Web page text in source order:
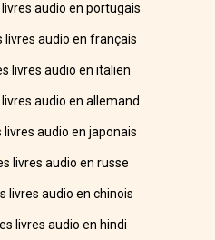
audio en portugais
livres audio en français
livres audio en italien
audio en allemand
audio en japonais
livres audio en russe
livres audio en chinois
livres audio en hindi